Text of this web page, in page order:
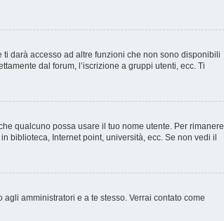
darà accesso ad altre funzioni che non sono disponibili
dal forum, l’iscrizione a gruppi utenti, ecc. Ti
qualcuno possa usare il tuo nome utente. Per rimanere
biblioteca, Internet point, università, ecc. Se non vedi il
amministratori e a te stesso. Verrai contato come